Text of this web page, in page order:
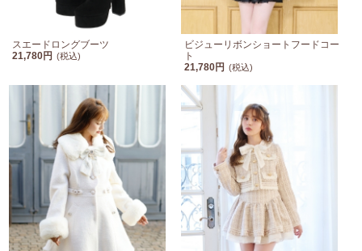
スエードロングブーツ
21,780円
(税込)
ビジューリボンショートフードコー
ト
21,780円 (税込)